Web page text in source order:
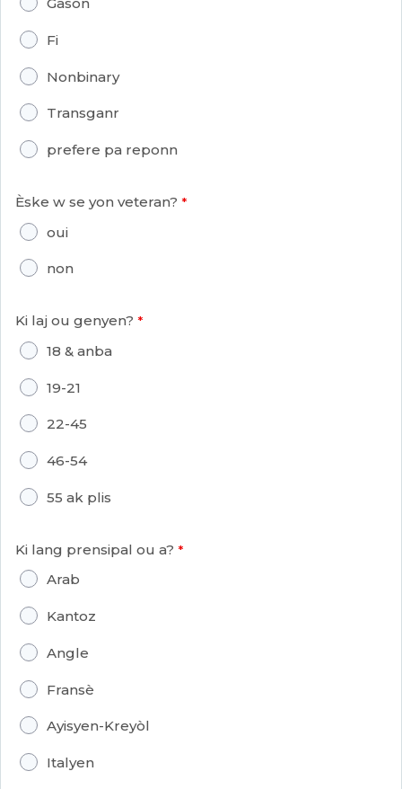
Fi
Nonbinary
Transganr
prefere pa reponn
Èske w se yon veteran?
oui
non
Ki laj ou genyen?
18 & anba
19-21
22-45
46-54
55 ak plis
Ki lang prensipal ou a?
Arab
Kantoz
Angle
Fransè
Ayisyen-Kreyòl
Italyen